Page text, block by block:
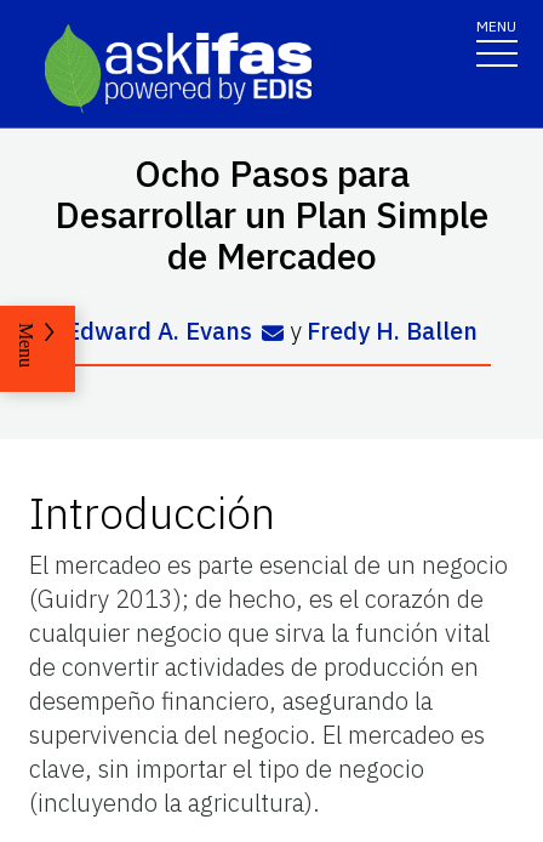
MENU
Ocho Pasos para
Desarrollar un Plan Simple
de Mercadeo
Edward A. Evans y Fredy H. Ballen
Menu
Introducción
El mercadeo es parte esencial de un negocio
(Guidry 2013); de hecho, es el corazón de
cualquier negocio que sirva la función vital
de convertir actividades de producción en
desempeño financiero, asegurando la
supervivencia del negocio. El mercadeo es
clave, sin importar el tipo de negocio
(incluyendo la agricultura).